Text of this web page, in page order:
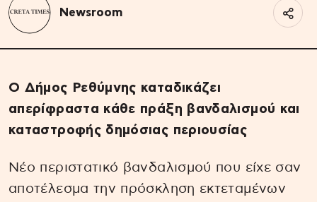
Newsroom
Ο Δήμος Ρεθύμνης καταδικάζει
απερίφραστα κάθε πράξη βανδαλισμού και
καταστροφής δημόσιας περιουσίας
Νέο περιστατικό βανδαλισμού που είχε σαν
αποτέλεσμα την πρόσκληση εκτεταμένων